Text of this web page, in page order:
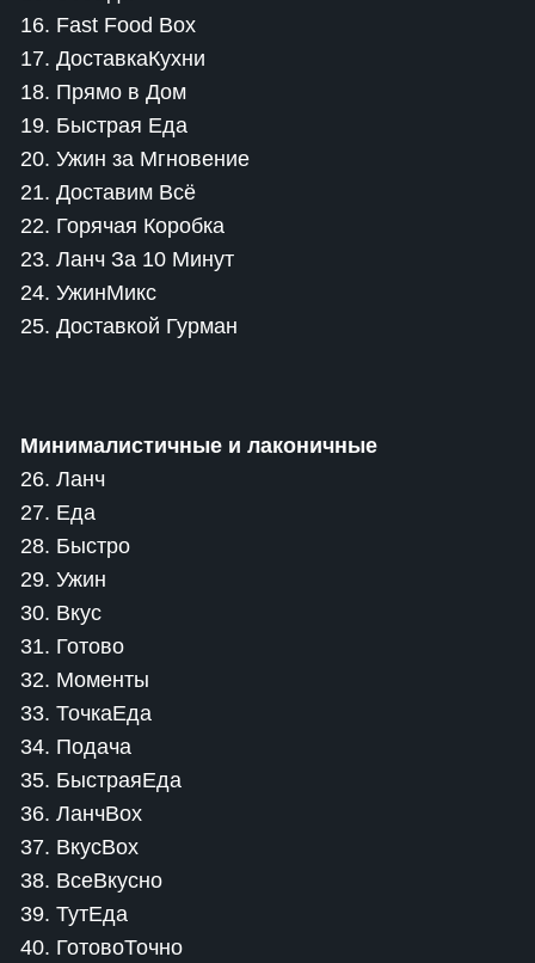
16. Fast Food Box
17. ДоставкаКухни
18. Прямо в Дом
19. Быстрая Еда
20. Ужин за Мгновение
21. Доставим Всё
22. Горячая Коробка
23. Ланч За 10 Минут
24. УжинМикс
25. Доставкой Гурман
Минималистичные и лаконичные
26. Ланч
27. Еда
28. Быстро
29. Ужин
30. Вкус
31. Готово
32. Моменты
33. ТочкаЕда
34. Подача
35. БыстраяЕда
36. ЛанчBox
37. ВкусBox
38. ВсеВкусно
39. ТутЕда
40. ГотовоТочно